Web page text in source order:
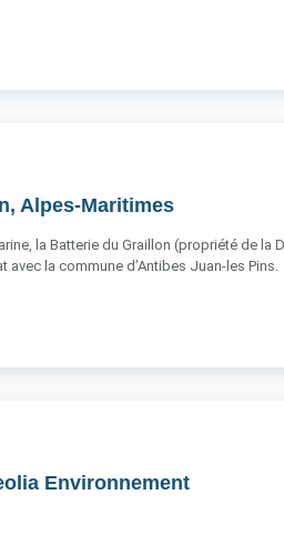
Alpes-Maritimes
la Batterie du Graillon (propriété de la
avec la commune d’Antibes Juan-les Pins.
Environnement